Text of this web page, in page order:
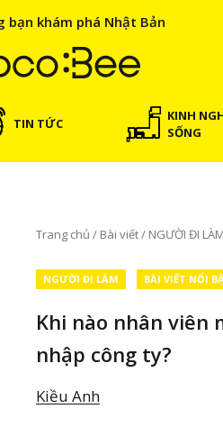
bạn khám phá Nhật Bản
TIN TỨC
KINH
SỐNG
Trang chủ / Bài viết/ NGƯỜI ĐI LÀM
NGƯỜI ĐI LÀM BÀI VIẾT NỔI
Khi nào nhân viên
nhập công ty?
Kiều Anh